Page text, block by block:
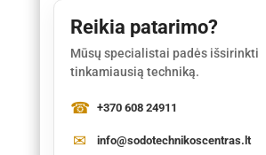
Reikia patarimo?
Mūsų specialistai padės išsirinkti
tinkamiausią techniką.
+370 608 24911
info@sodotechnikoscentras.lt